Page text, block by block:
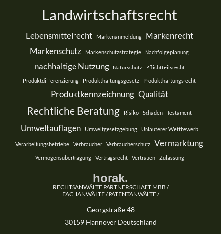
Landwirtschaftsrecht
Lebensmittelrecht Markenanmeldung
Markenrecht
Markenschutz
Markenschutzstrategie Nachfolgeplanung
nachhaltige Nutzung Naturschutz Pflichtteilsrecht
Produktdifferenzierung Produkthaftungsgesetz Produkthaftungsrecht
Produktkennzeichnung Qualität
Rechtliche Beratung Risiko Schäden Testament
Umweltauflagen Umweltgesetzgebung Unlauterer Wettbewerb
Verarbeitungsbetriebe Verbraucher Verbraucherschutz Vermarktung
Vermögensübertragung Vertragsrecht Vertrauen Zulassung
horak.
RECHTSANWÄLTE PARTNERSCHAFT MBB /
FACHANWÄLTE / PATENTANWÄLTE /
Georgstraße 48
30159 Hannover Deutschland